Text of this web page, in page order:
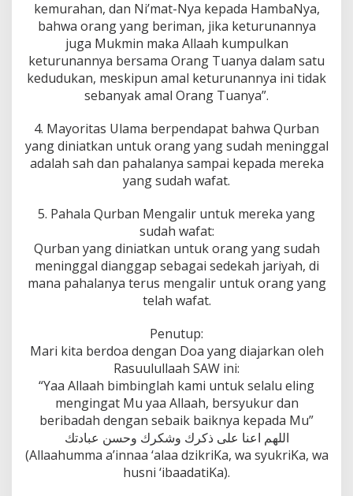
kemurahan, dan Ni’mat-Nya kepada HambaNya,
bahwa orang yang beriman, jika keturunannya
juga Mukmin maka Allaah kumpulkan
keturunannya bersama Orang Tuanya dalam satu
kedudukan, meskipun amal keturunannya ini tidak
sebanyak amal Orang Tuanya”.
4. Mayoritas Ulama berpendapat bahwa Qurban
yang diniatkan untuk orang yang sudah meninggal
adalah sah dan pahalanya sampai kepada mereka
yang sudah wafat.
5. Pahala Qurban Mengalir untuk mereka yang
sudah wafat:
Qurban yang diniatkan untuk orang yang sudah
meninggal dianggap sebagai sedekah jariyah, di
mana pahalanya terus mengalir untuk orang yang
telah wafat.
Penutup:
Mari kita berdoa dengan Doa yang diajarkan oleh
Rasuulullaah SAW ini:
“Yaa Allaah bimbinglah kami untuk selalu eling
mengingat Mu yaa Allaah, bersyukur dan
beribadah dengan sebaik baiknya kepada Mu”
اللهم اعنا على ذكرك وشكرك وحسن عبادتك
(Allaahumma a’innaa ‘alaa dzikriKa, wa syukriKa, wa
husni ‘ibaadatiKa).